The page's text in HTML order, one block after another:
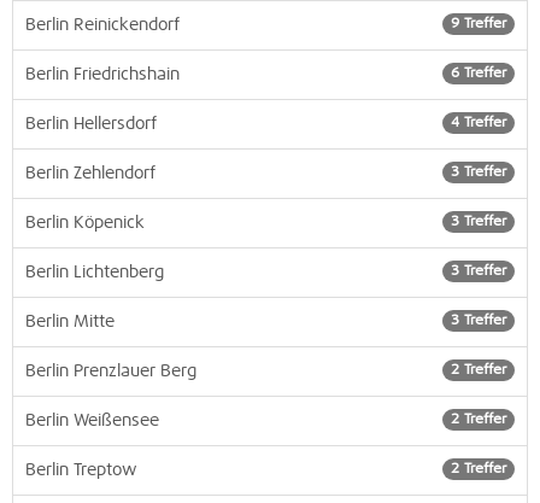
9 Treffer
Berlin Reinickendorf
6 Treffer
Berlin Friedrichshain
4 Treffer
Berlin Hellersdorf
3 Treffer
Berlin Zehlendorf
3 Treffer
Berlin Köpenick
3 Treffer
Berlin Lichtenberg
3 Treffer
Berlin Mitte
2 Treffer
Berlin Prenzlauer Berg
2 Treffer
Berlin Weißensee
2 Treffer
Berlin Treptow